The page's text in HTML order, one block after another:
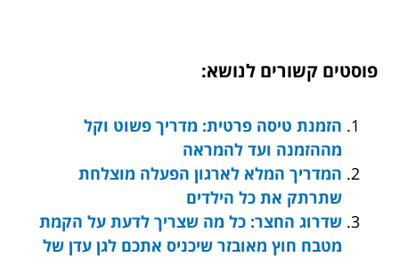
פוסטים קשורים לנושא:
הזמנת טיסה פרטית: מדריך פשוט וקל
מההזמנה ועד להמראה
המדריך המלא לארגון הפעלה מוצלחת
שתרתק את כל הילדים
שדרוג החצר: כל מה שצריך לדעת על הקמת
מטבח חוץ מאובזר שיכניס אתכם לגן עדן של